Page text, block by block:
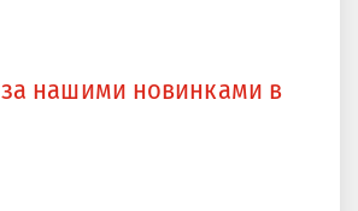
за нашими новинками в